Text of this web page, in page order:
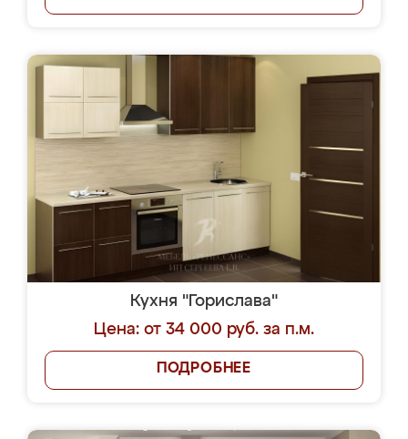
Кухня "Горислава"
Цена: от 34 000 руб. за п.м.
ПОДРОБНЕЕ